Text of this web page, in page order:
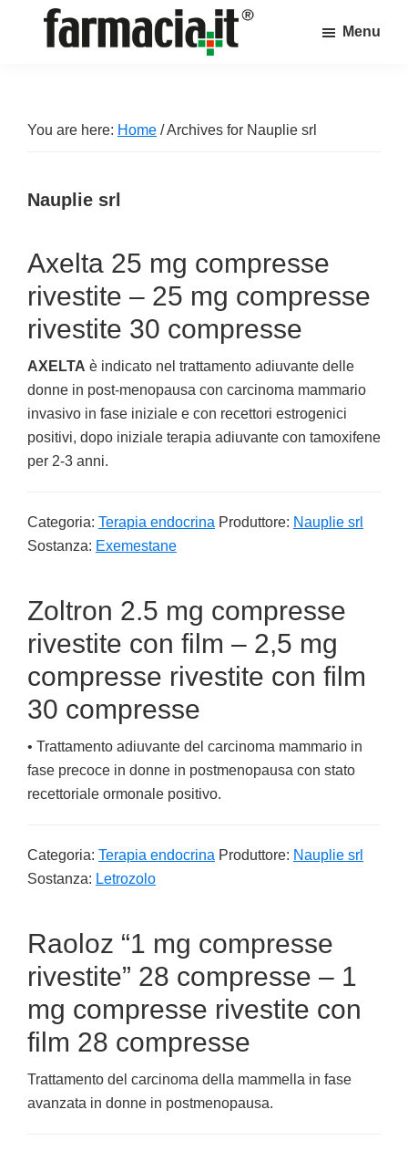
sul
farmacia
Menu
You are here: Home /Archives for Nauplie srl
Nauplie srl
Axelta 25 mg compresse
rivestite – 25 mg compresse
rivestite 30 compresse
AXELTA è indicato nel trattamento adiuvante delle
donne in post-menopausa con carcinoma mammario
invasivo in fase iniziale e con recettori estrogenici
positivi, dopo iniziale terapia adiuvante con tamoxifene
per 2-3 anni.
Categoria: Terapia endocrina Produttore: Nauplie srl
Sostanza: Exemestane
Zoltron 2.5 mg compresse
rivestite con film – 2,5 mg
compresse rivestite con film
30 compresse
• Trattamento adiuvante del carcinoma mammario in
fase precoce in donne in postmenopausa con stato
recettoriale ormonale positivo.
Categoria: Terapia endocrina Produttore: Nauplie srl
Sostanza: Letrozolo
Raoloz “1 mg compresse
rivestite” 28 compresse – 1
mg compresse rivestite con
film 28 compresse
Trattamento del carcinoma della mammella in fase
avanzata in donne in postmenopausa.